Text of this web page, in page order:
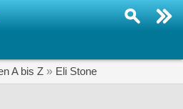
A bis Z » Eli Stone
SERIEN